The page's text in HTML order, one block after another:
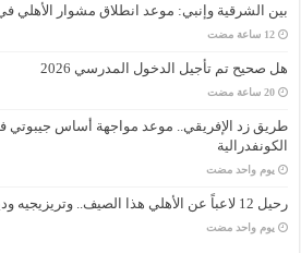
بين الشرقية وإنبي: موعد انطلاق مشوار الأهلي في
‏12 ساعة مضت
هل صحيح تم تأجيل الدخول المدرسي 2026
‏20 ساعة مضت
طريق زد الإفريقي.. موعد مواجهة أساس
الكونفدرالية
‏يوم واحد مضت
رحيل 12 لاعباً عن الأهلي هذا الصيف.. وتريزيجيه وديانج وبن رمضان في المقدمة
‏يوم واحد مضت